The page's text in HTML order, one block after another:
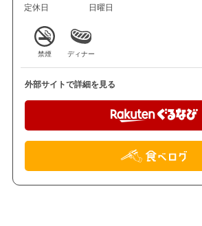
定休日
日曜日
禁煙 ディナー
外部サイトで詳細を見る